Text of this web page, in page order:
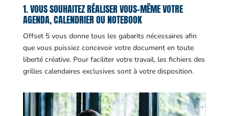
1. VOUS SOUHAITEZ RÉALISER VOUS-MÊME VOTRE
AGENDA, CALENDRIER OU NOTEBOOK
Offset 5 vous donne tous les gabarits nécessaires afin
que vous puissiez concevoir votre document en toute
liberté créative. Pour faciliter votre travail, les fichiers des
grilles calendaires exclusives sont à votre disposition.